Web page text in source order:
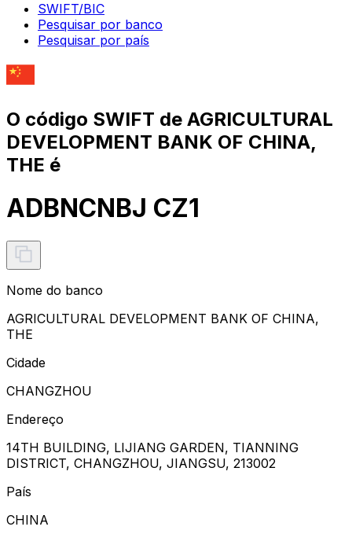
SWIFT/BIC
Pesquisar por banco
Pesquisar por país
O código SWIFT de AGRICULTURAL
DEVELOPMENT BANK OF CHINA,
THE é
ADBNCNBJ CZ1
Nome do banco
AGRICULTURAL DEVELOPMENT BANK OF CHINA,
THE
Cidade
CHANGZHOU
Endereço
14TH BUILDING, LIJIANG GARDEN, TIANNING
DISTRICT, CHANGZHOU, JIANGSU, 213002
País
CHINA